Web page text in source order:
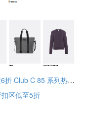
C 85 系列热卖 服饰4折
区低至5折